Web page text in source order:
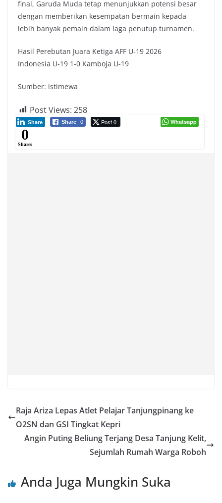
final, Garuda Muda tetap menunjukkan potensi besar
dengan memberikan kesempatan bermain kepada
lebih banyak pemain dalam laga penutup turnamen.
Hasil Perebutan Juara Ketiga AFF U-19 2026
Indonesia U-19 1-0 Kamboja U-19
Sumber: istimewa
Post Views: 258
Share 0 Post 0
Share Whatsapp
0
Shares
Raja Ariza Lepas Atlet Pelajar Tanjungpinang ke
O2SN dan GSI Tingkat Kepri
Angin Puting Beliung Terjang Desa Tanjung Kelit,
Sejumlah Rumah Warga Roboh
Anda Juga Mungkin Suka